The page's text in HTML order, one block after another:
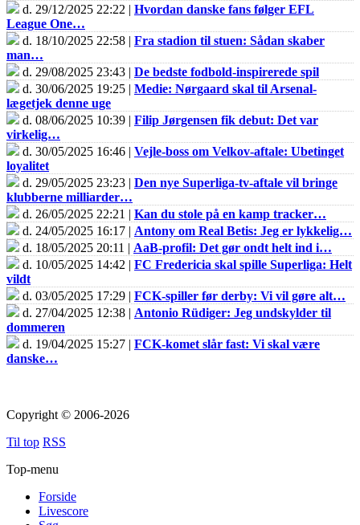
d. 29/12/2025 22:22 | Hvordan danske fans følger EFL
League One…
d. 18/10/2025 22:58 | Fra stadion til stuen: Sådan skaber
man…
d. 29/08/2025 23:43 | De bedste fodbold-inspirerede spil
d. 30/06/2025 19:25 | Medie: Nørgaard skal til Arsenal-
lægetjek denne uge
d. 08/06/2025 10:39 | Filip Jørgensen fik debut: Det var
virkelig…
d. 30/05/2025 16:46 | Vejle-boss om Velkov-aftale: Ubetinget
loyalitet
d. 29/05/2025 23:23 | Den nye Superliga-tv-aftale vil bringe
klubberne milliarder…
d. 26/05/2025 22:21 | Kan du stole på en kamp tracker…
d. 24/05/2025 16:17 | Antony om Real Betis: Jeg er lykkelig…
d. 18/05/2025 20:11 | AaB-profil: Det gør ondt helt ind i…
d. 10/05/2025 14:42 | FC Fredericia skal spille Superliga: Helt
vildt
d. 03/05/2025 17:29 | FCK-spiller før derby: Vi vil gøre alt…
d. 27/04/2025 12:38 | Antonio Rüdiger: Jeg undskylder til
dommeren
d. 19/04/2025 15:27 | FCK-komet slår fast: Vi skal være
danske…
Copyright © 2006-2026
Til top RSS
Top-menu
Forside
Livescore